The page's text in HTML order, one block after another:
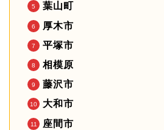
葉山町
厚木市
平塚市
相模原
藤沢市
大和市
座間市